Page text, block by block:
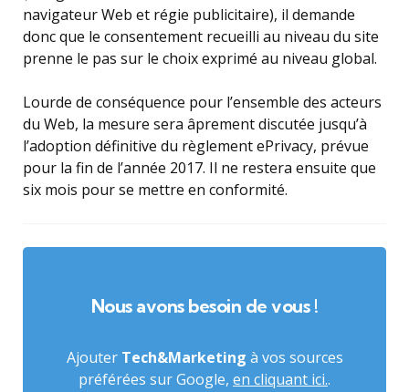
navigateur Web et régie publicitaire), il demande
donc que le consentement recueilli au niveau du site
prenne le pas sur le choix exprimé au niveau global.
Lourde de conséquence pour l’ensemble des acteurs
du Web, la mesure sera âprement discutée jusqu’à
l’adoption définitive du règlement ePrivacy, prévue
pour la fin de l’année 2017. Il ne restera ensuite que
six mois pour se mettre en conformité.
Nous avons besoin de vous !
Ajouter Tech&Marketing à vos sources
préférées sur Google, en cliquant ici..